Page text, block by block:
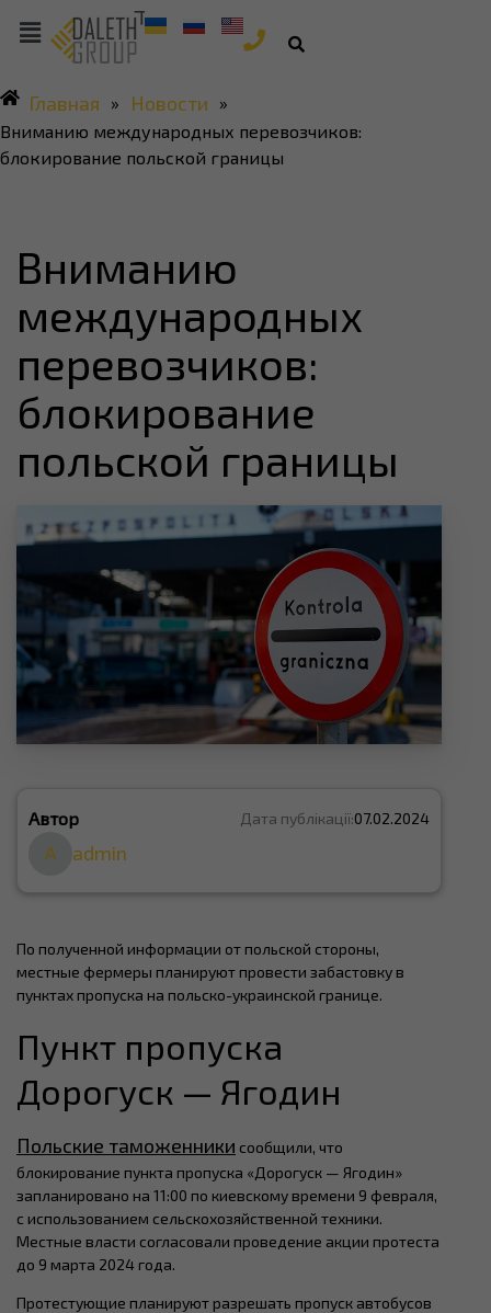
Главная » Новости
»
Вниманию международных перевозчиков:
блокирование польской границы
Вниманию
международных
перевозчиков:
блокирование
польской границы
Автор Дата публікації:07.02.2024
A admin
По полученной информации от польской стороны,
местные фермеры планируют провести забастовку в
пунктах пропуска на польско-украинской границе.
Пункт пропуска
Дорогуск — Ягодин
Польские таможенники сообщили, что
блокирование пункта пропуска «Дорогуск — Ягодин»
запланировано на 11:00 по киевскому времени 9 февраля,
с использованием сельскохозяйственной техники.
Местные власти согласовали проведение акции протеста
до 9 марта 2024 года.
Протестующие планируют разрешать пропуск автобусов